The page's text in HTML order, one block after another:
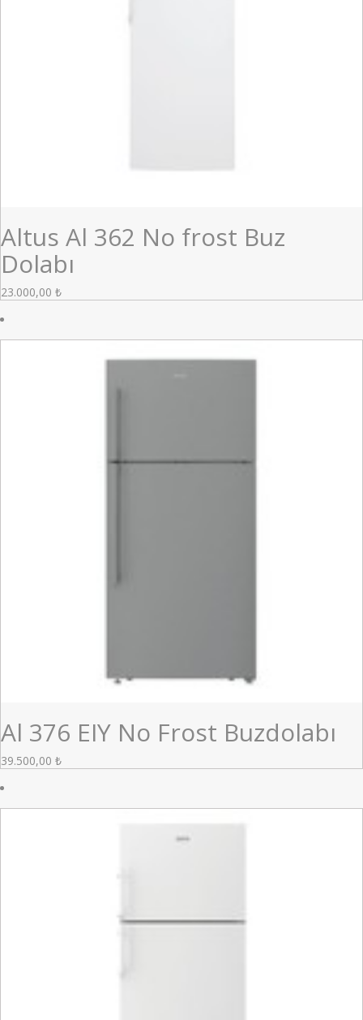
Altus Al 362 No frost Buz
Dolabı
23.000,00 ₺
Al 376 EIY No Frost Buzdolabı
39.500,00 ₺